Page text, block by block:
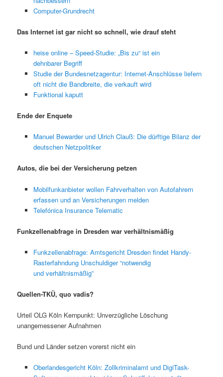
Computer-Grundrecht
Das Internet ist gar nicht so schnell, wie drauf steht
heise online – Speed-Studie: „Bis zu“ ist ein
dehnbarer Begriff
Studie der Bundesnetzagentur: Internet-Anschlüsse liefern
oft nicht die Bandbreite, die verkauft wird
Funktional kaputt
Ende der Enquete
Manuel Bewarder und Ulrich Clauß: Die dürftige Bilanz der
deutschen Netzpolitiker
Autos, die bei der Versicherung petzen
Mobilfunkanbieter wollen Fahrverhalten von Autofahrern
erfassen und an Versicherungen melden
Telefónica Insurance Telematic
Funkzellenabfrage in Dresden war verhältnismäßig
Funkzellenabfrage: Amtsgericht Dresden findet Handy-
Rasterfahndung Unschuldiger “notwendig
und verhältnismäßig”
Quellen-TKÜ, quo vadis?
Urteil OLG Köln Kernpunkt: Unverzügliche Löschung
unangemessener Aufnahmen
Bund und Länder setzen vorerst nicht ein
Oberlandesgericht Köln: Zollkriminalamt und DigiTask-